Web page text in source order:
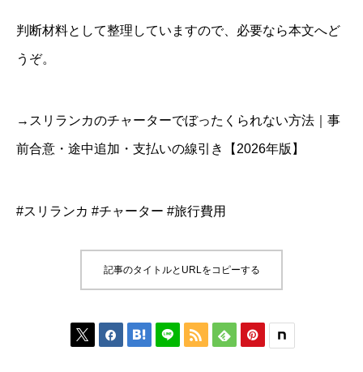
判断材料として整理していますので、必要なら本文へど
うぞ。
→スリランカのチャーターでぼったくられない方法｜事
前合意・途中追加・支払いの線引き【2026年版】
#スリランカ #チャーター #旅行費用
記事のタイトルとURLをコピーする
     